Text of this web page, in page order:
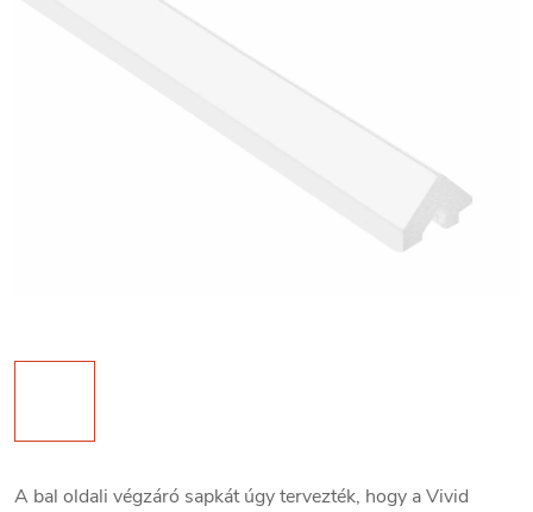
A bal oldali végzáró sapkát úgy tervezték, hogy a Vivid